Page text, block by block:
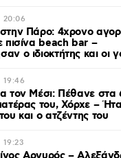
20:06
Πάρο: 4χρονο
πισίνα beach bar –
ο ιδιοκτήτης και οι
19:46
τον Μέσι: Πέθανε στα
του, Χόρχε –
και ο ατζέντης του